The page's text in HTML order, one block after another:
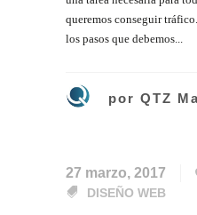
queremos conseguir
los pasos que debemos...
por QTZ
27 marzo, 2017
DISEÑO WEB